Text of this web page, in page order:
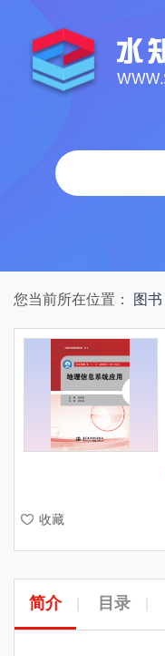
您当前所在位置： 图书
收藏
简介 目录